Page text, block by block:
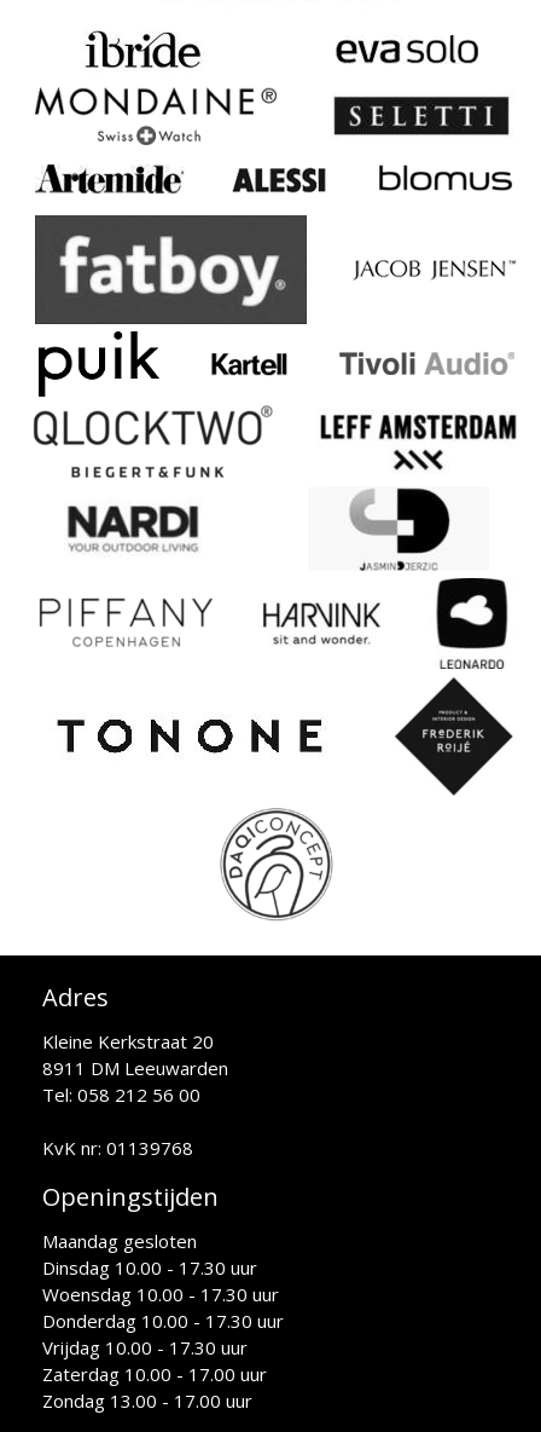
Adres
Kleine Kerkstraat 20
8911 DM Leeuwarden
Tel: 058 212 56 00
KvK nr: 01139768
Openingstijden
Maandag gesloten
Dinsdag 10.00 - 17.30 uur
Woensdag 10.00 - 17.30 uur
Donderdag 10.00 - 17.30 uur
Vrijdag 10.00 - 17.30 uur
Zaterdag 10.00 - 17.00 uur
Zondag 13.00 - 17.00 uur